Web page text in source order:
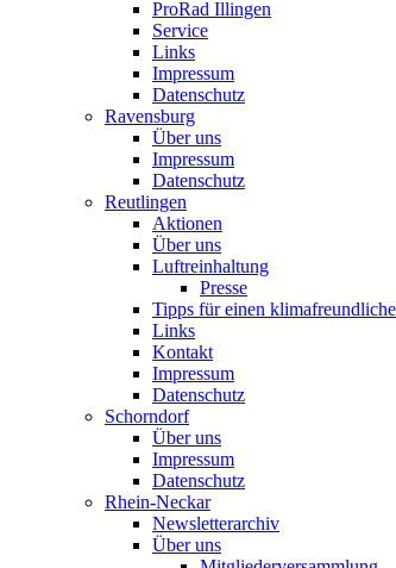
ProRad Illingen
Service
Links
Impressum
Datenschutz
Ravensburg
Über uns
Impressum
Datenschutz
Reutlingen
Aktionen
Über uns
Luftreinhaltung
Presse
Tipps für einen
Links
Kontakt
Impressum
Datenschutz
Schorndorf
Über uns
Impressum
Datenschutz
Rhein-Neckar
Newsletterarchiv
Über uns